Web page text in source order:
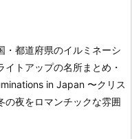
・都道府県のイルミネーシ
イトアップの名所まとめ・
in Japan 〜クリス
の夜をロマンチックな雰囲